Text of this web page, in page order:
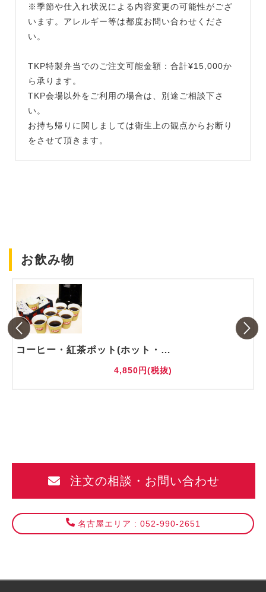
※季節や仕入れ状況による内容変更の可能性がござ
います。アレルギー等は都度お問い合わせくださ
い。
TKP特製弁当でのご注文可能金額：合計¥15,000か
ら承ります。
TKP会場以外をご利用の場合は、別途ご相談下さ
い。
お持ち帰りに関しましては衛生上の観点からお断り
をさせて頂きます。
お飲み物
コーヒー・紅茶ポット(ホット・アイス)
4,850円(税抜)
注文の相談・お問い合わせ
名古屋エリア : 052-990-2651